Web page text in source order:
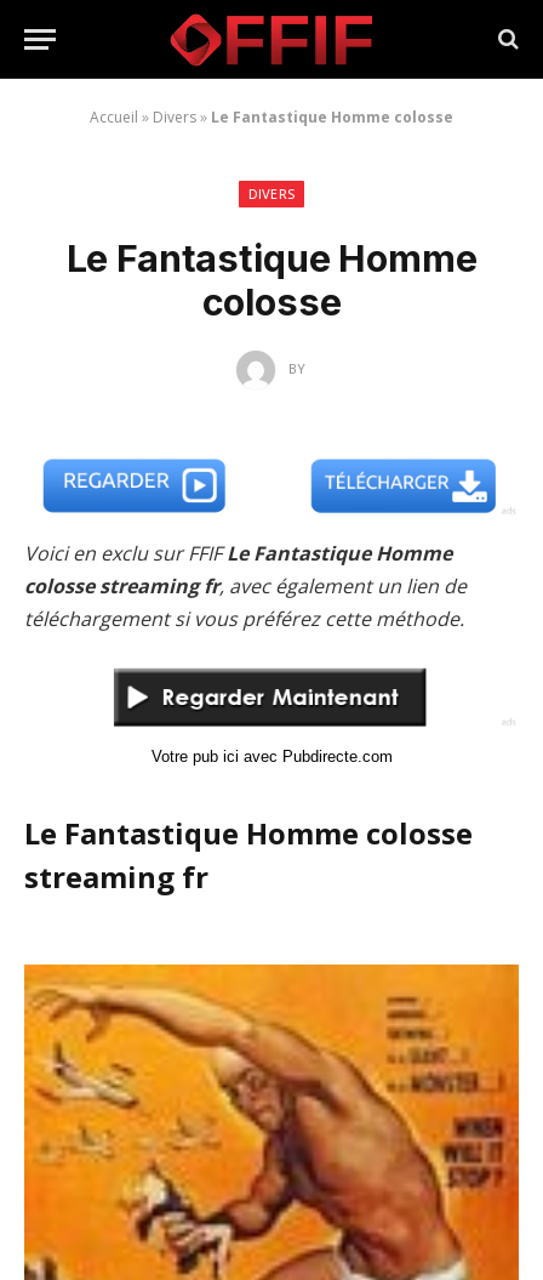
Accueil » Divers» Le Fantastique Homme colosse
DIVERS
Le Fantastique Homme
colosse
BY
Voici en exclu sur FFIFLe Fantastique Homme
colosse streaming fr, avec également un lien de
téléchargement si vous préférez cette méthode.
Votre pub ici avec Pubdirecte.com
Le Fantastique Homme colosse
streaming fr